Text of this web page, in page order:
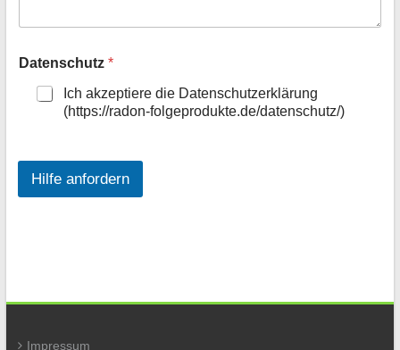
i
H
Datenschutz *
Ich akzeptiere die Datenschutzerklärung
(https://radon-folgeprodukte.de/datenschutz/)
Hilfe anfordern
Impressum